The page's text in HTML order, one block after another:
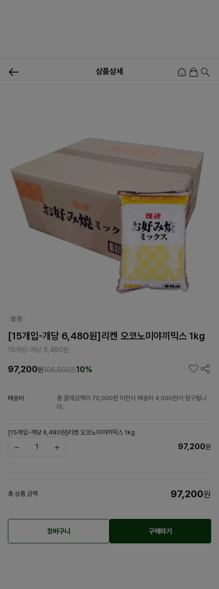
상품상세
[15개입-개당 6,480원]리켄 오코노미야끼믹스 1kg
15개입-개당 6,480원
97,200원108,000원10%
배송비
총 결제금액이 70,000원 미만시 배송비 4,000원이 청구됩니
다.
[15개입-개당 6,480원]리켄 오코노미야끼믹스 1kg
97,200원
총 상품 금액 97,200원
장바구니 구매하기